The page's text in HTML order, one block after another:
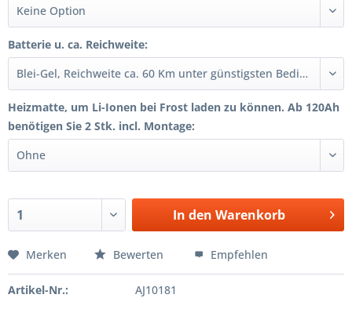
Batterie u. ca. Reichweite:
Heizmatte, um Li-Ionen bei Frost laden zu können. Ab 120Ah
benötigen Sie 2 Stk. incl. Montage:
In den Warenkorb
Merken Bewerten Empfehlen
Artikel-Nr.: AJ10181